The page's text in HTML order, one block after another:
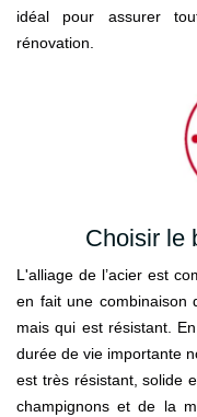
idéal pour assurer
rénovation.
Choisir le
L'alliage de l’acier est
en fait une combinaison
mais qui est résistant.
durée de vie importante
est très résistant, solide
champignons et de la